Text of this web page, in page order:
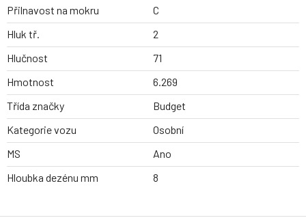
Přilnavost na mokru
C
Hluk tř.
2
Hlučnost
71
Hmotnost
6.269
Třída značky
Budget
Kategorie vozu
Osobní
MS
Ano
Hloubka dezénu mm
8